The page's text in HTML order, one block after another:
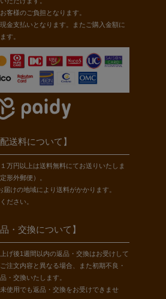
客様のご負担となります。
金支払いとなります。またご購入金額に
す。
配送料について】
万円以上は送料無料にてお送りいたしま
形外郵便）。
届けの地域により送料がかかります。
ださい。
品・交換について】
げ後1週間以内の返品・交換はお受けして
注文内容と異なる場合、また初期不良・
・交換いたします。
使用でも返品・交換をお受けできませ